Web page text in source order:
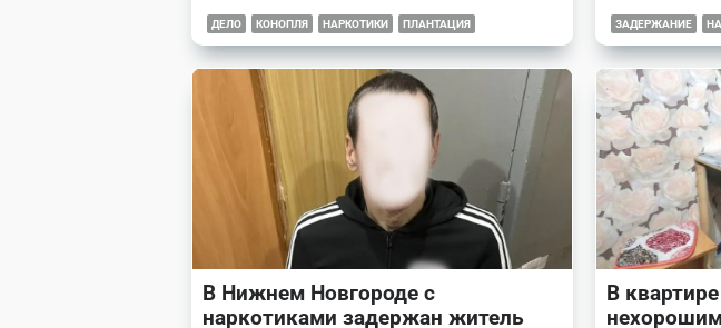
ДЕЛО КОНОПЛЯ НАРКОТИКИ ПЛАНТАЦИЯ ЗАДЕРЖАНИЕ
В Нижнем Новгороде с
наркотиками задержан житель
В